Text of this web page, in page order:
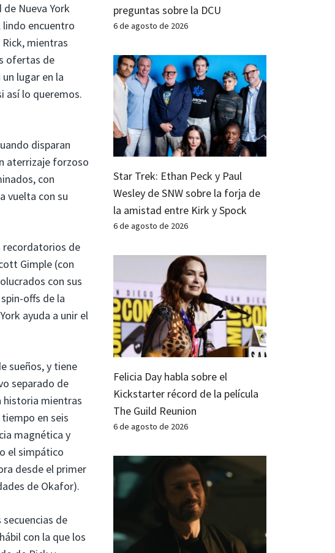
Nueva York
lindo encuentro
mientras
ofertas de
lugar en la
así lo queremos.
disparan
aterrizaje forzoso
con
vuelta con su
recordatorios de
Gimple (con
con sus
offs de la
ayuda a unir el
sueños, y tiene
separado de
historia mientras
en seis
magnética y
el simpático
desde el primer
de Okafor).
de
con la que los
preguntas sobre la DCU
6 de agosto de 2026
Star Trek: Ethan Peck y Paul
Wesley de SNW sobre la forja de
la amistad entre Kirk y Spock
6 de agosto de 2026
Felicia Day habla sobre el
Kickstarter récord de la película
The Guild Reunion
6 de agosto de 2026